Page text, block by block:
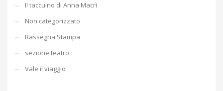
Il taccuino di Anna Macrì
Non categorizzato
Rassegna Stampa
sezione teatro
Vale il viaggio